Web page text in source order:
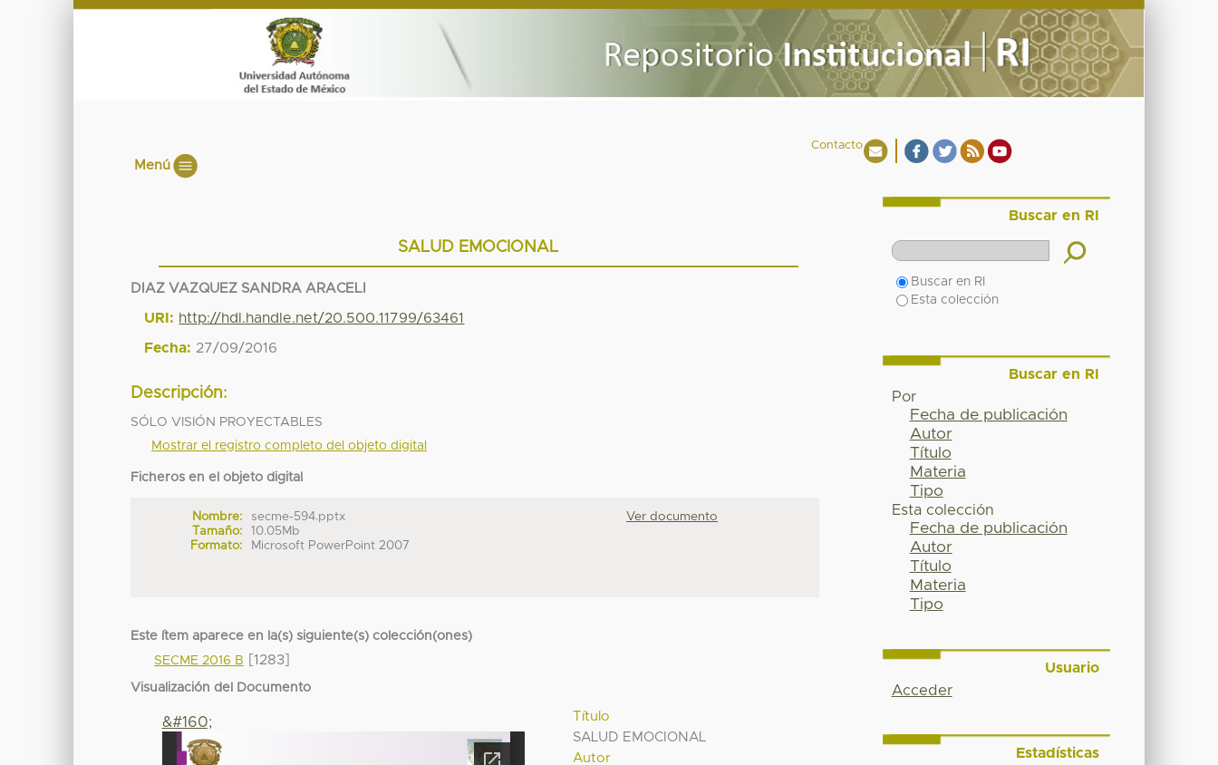
Contacto
Menú
SALUD EMOCIONAL
DIAZ VAZQUEZ SANDRA ARACELI
URI: http://hdl.handle.net/20.500.11799/63461
Fecha: 27/09/2016
Descripción:
SÓLO VISIÓN PROYECTABLES
Mostrar el registro completo del objeto digital
Ficheros en el objeto digital
Nombre:
secme-594.pptx
Tamaño:
10.05Mb
Formato:
Microsoft PowerPoint 2007
Ver documento
Este ítem aparece en la(s) siguiente(s) colección(ones)
SECME 2016 B
[1283]
Visualización del Documento
Título
SALUD EMOCIONAL
Autor
&#160;
Buscar en RI
Buscar en RI
Esta colección
Buscar en RI
Por
Fecha de publicación
Autor
Título
Materia
Tipo
Esta colección
Fecha de publicación
Autor
Título
Materia
Tipo
Usuario
Acceder
Estadísticas